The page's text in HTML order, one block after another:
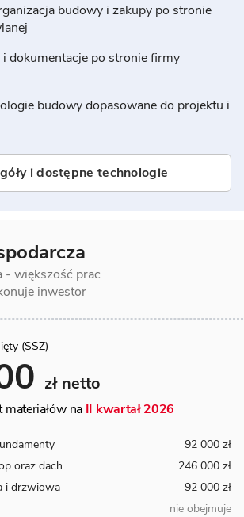
- większość prac
inwestor
(SSZ)
zł netto
na II kwartał 2026
92 000 zł
oraz dach
246 000 zł
i drzwiowa
92 000 zł
nie obejmuje
budowy i zakupy po stronie
dokumentacje po stronie firmy
budowy dopasowane do projektu i
i dostępne technologie